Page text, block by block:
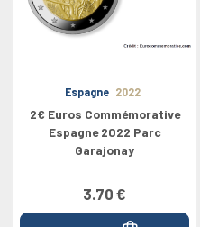
Espagne 2022
2€ Euros Commémorative
Espagne 2022 Parc
Garajonay
3.70 €